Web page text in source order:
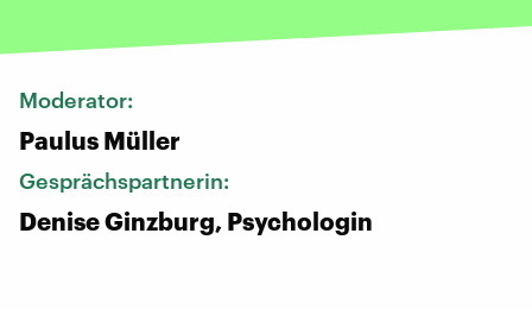
Moderator:
Paulus Müller
Gesprächspartnerin:
Denise Ginzburg, Psychologin